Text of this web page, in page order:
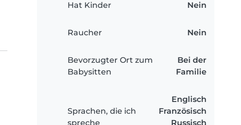
Hat Kinder Nein
Raucher Nein
Bevorzugter Ort zum
Babysitten
Bei der
Familie
Sprachen, die ich
spreche
Englisch
Französisch
Russisch